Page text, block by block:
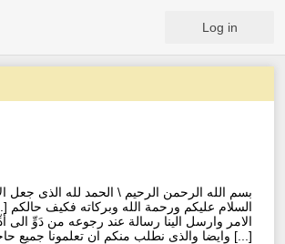
Log in
بسم الله الرحمن الرحيم \ الحمد لله الذى جعل
السلام عليكم ورحمة الله وبركاته فكيف حالكم
الامر وارسل الينا رسالة عند رجوعه من دَوِّ
[...] وايضا والذى نطلب منكم ان تعلمونا جميع